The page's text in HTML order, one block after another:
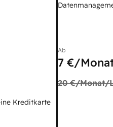
Kreditkarte
Ab
7 €/
20 €/Monat/